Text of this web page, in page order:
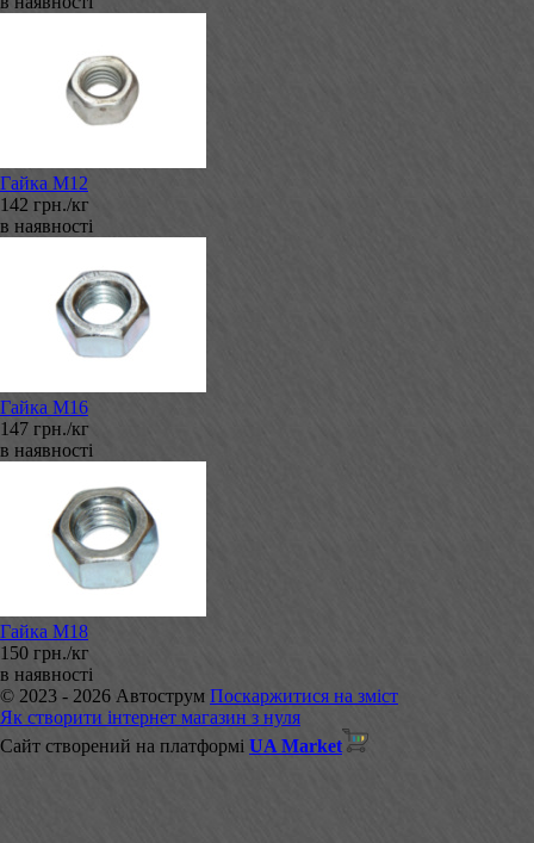
Гайка М12
142 грн./кг
в наявності
Гайка М16
147 грн./кг
в наявності
Гайка М18
150 грн./кг
в наявності
© 2023 - 2026 Автострум Поскаржитися на зміст
Як створити інтернет магазин з нуля
Сайт створений на платформі UA Market